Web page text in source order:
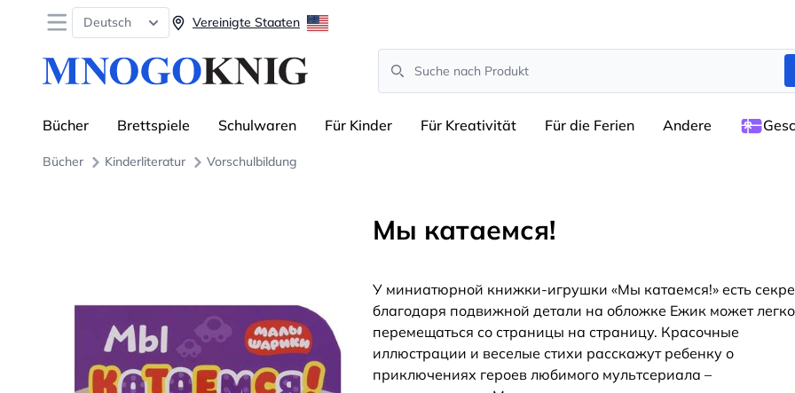
Open menu
Deutsch Vereinigte Staaten
Search
Bücher Brettspiele Schulwaren Für Kinder Für Kreativität Für die Ferien Andere
Bücher Kinderliteratur Vorschulbildung
Мы катаемся!
У миниатюрной книжки-игрушки «Мы катаемся!» есть
благодаря подвижной детали на обложке Ежик может легко
перемещаться со страницы на страницу. Красочные
иллюстрации и веселые стихи расскажут ребенку о
приключениях героев любимого мультсериала –